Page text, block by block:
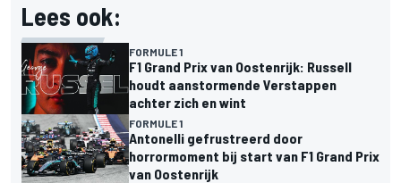
Lees ook:
FORMULE 1
F1 Grand Prix van Oostenrijk: Russell
houdt aanstormende Verstappen
achter zich en wint
FORMULE 1
Antonelli gefrustreerd door
horrormoment bij start van F1 Grand Prix
van Oostenrijk